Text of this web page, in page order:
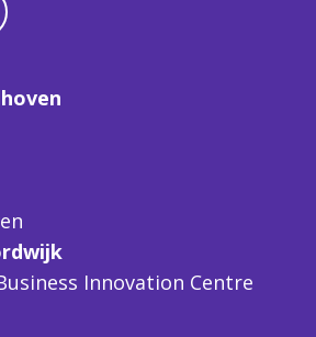
Innovation Centre